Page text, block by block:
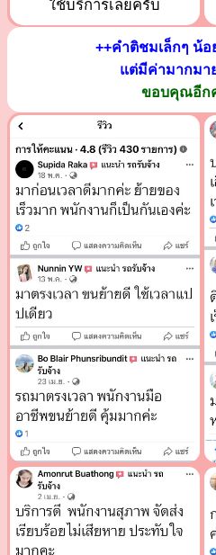
ใช้บริการเลยครับ
++คำติชมเล็กๆ น้อ
แต่มีค่ามากมา
ขอบคุณอีก